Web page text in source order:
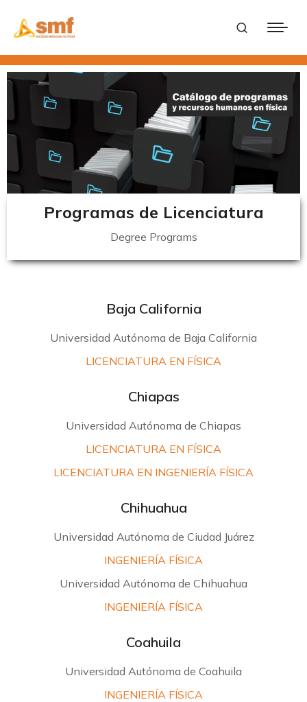
Programas de Licenciatura
Degree Programs
Baja California
Universidad Autónoma de Baja California
LICENCIATURA EN FÍSICA
Chiapas
Universidad Autónoma de Chiapas
LICENCIATURA EN FÍSICA
LICENCIATURA EN INGENIERÍA FÍSICA
Chihuahua
Universidad Autónoma de Ciudad Juárez
INGENIERÍA FÍSICA
Universidad Autónoma de Chihuahua
INGENIERÍA FÍSICA
Coahuila
Universidad Autónoma de Coahuila
INGENIERÍA FÍSICA